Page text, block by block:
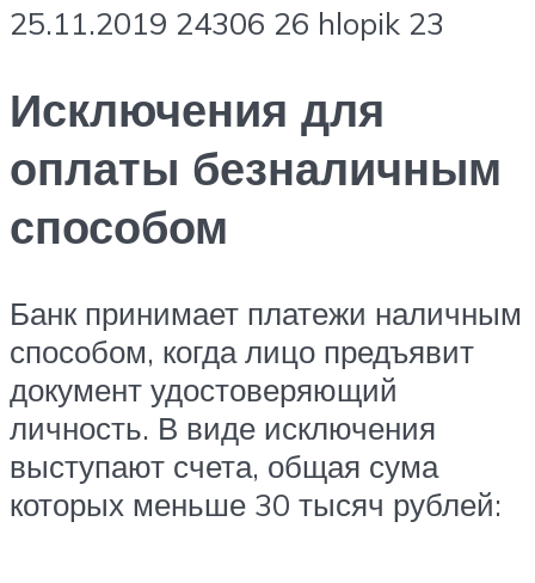
25.11.2019 24306 26 hlopik 23
Исключения для
оплаты безналичным
способом
Банк принимает платежи наличным
способом, когда лицо предъявит
документ удостоверяющий
личность. В виде исключения
выступают счета, общая сума
которых меньше 30 тысяч рублей: